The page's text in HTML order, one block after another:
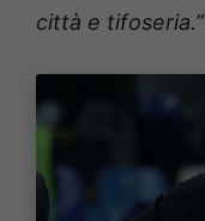
città e tifoseria.”